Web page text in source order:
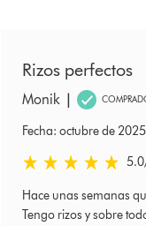
Rizos perfectos
Monik |
Fecha: octubre de 2025
5.0 estrellas de 5 de 5.0
Hace unas semanas
Tengo rizos y sobre